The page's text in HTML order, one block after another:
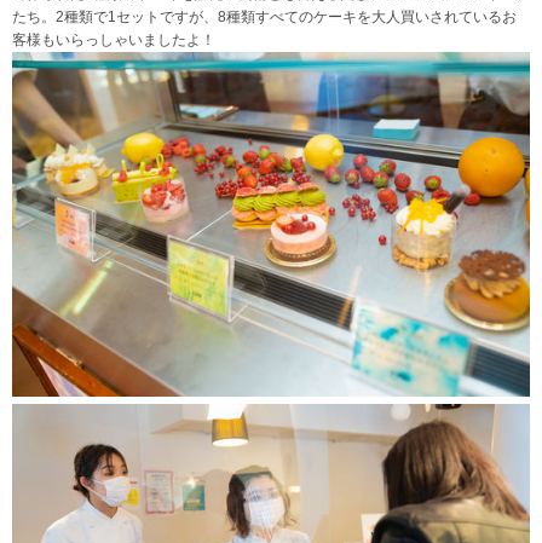
たち。2種類で1セットですが、8種類すべてのケーキを大人買いされているお
客様もいらっしゃいましたよ！